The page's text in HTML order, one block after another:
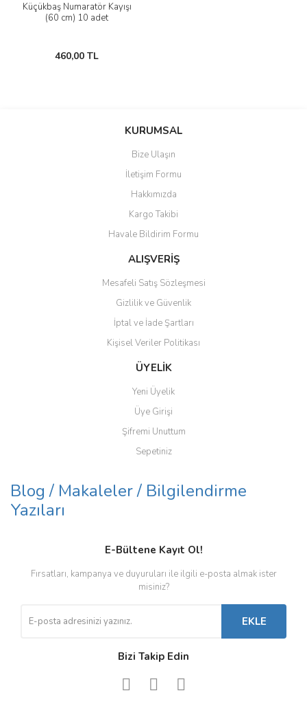
Küçükbaş Numaratör Kayışı
(60 cm) 10 adet
460,00 TL
KURUMSAL
Bize Ulaşın
İletişim Formu
Hakkımızda
Kargo Takibi
Havale Bildirim Formu
ALIŞVERİŞ
Mesafeli Satış Sözleşmesi
Gizlilik ve Güvenlik
İptal ve İade Şartları
Kişisel Veriler Politikası
ÜYELİK
Yeni Üyelik
Üye Girişi
Şifremi Unuttum
Sepetiniz
Blog / Makaleler / Bilgilendirme
Yazıları
E-Bültene Kayıt Ol!
Fırsatları, kampanya ve duyuruları ile ilgili e-posta almak ister
misiniz?
EKLE
Bizi Takip Edin